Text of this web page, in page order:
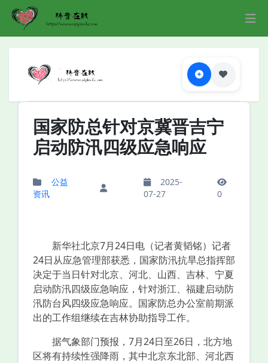
国家防总针对京冀晋吉宁
启动防汛四级应急响应
公益
资讯
2025-
07-27
0
新华社北京7月24日电（记者黄韬铭）记者
24日从应急管理部获悉，国家防汛抗旱总指挥部
决定于当日针对北京、河北、山西、吉林、宁夏
启动防汛四级应急响应，针对浙江、福建启动防
汛防台风四级应急响应。国家防总办公室前期派
出的工作组继续在吉林协助指导工作。
据气象部门预报，7月24日至26日，北方地
区将有持续性强降雨，其中北京东北部、河北西